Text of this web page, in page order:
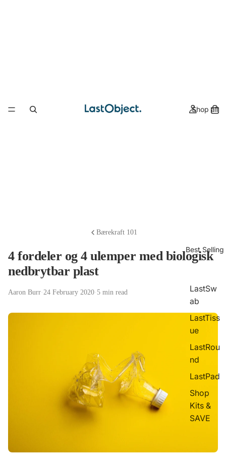
Shop all
Best Selling
LastSw
ab
LastTiss
ue
LastRou
nd
LastPad
Shop
Kits &
SAVE
Bærekraft 101
4 fordeler og 4 ulemper med biologisk
nedbrytbar plast
Aaron Burr·24 February 2020· 5 min read